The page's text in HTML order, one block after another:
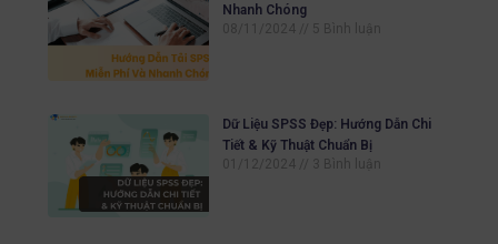
Nhanh Chóng
08/11/2024
5 Bình luận
Dữ Liệu SPSS Đẹp: Hướng Dẫn Chi
Tiết & Kỹ Thuật Chuẩn Bị
01/12/2024
3 Bình luận